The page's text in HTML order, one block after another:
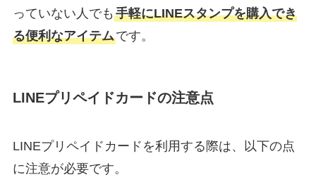
っていない人でも 手軽にLINEスタンプを購入でき
る便利なアイテムです。
LINEプリペイドカードの注意点
LINEプリペイドカードを利用する際は、以下の点
に注意が必要です。